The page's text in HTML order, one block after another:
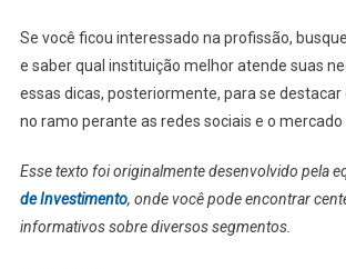
Se você ficou interessado na profissão,
e saber qual instituição melhor atende suas
essas dicas, posteriormente, para se destacar
no ramo perante as redes sociais e o mercado
Esse texto foi originalmente desenvolvido pela
de Investimento, onde você pode encontrar
informativos sobre diversos segmentos.